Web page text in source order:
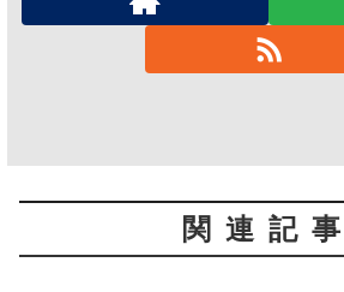
関連記事